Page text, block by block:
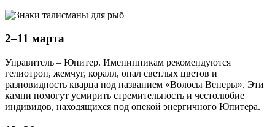
2–11 марта
Управитель – Юпитер. Именинникам рекомендуются
гелиотроп, жемчуг, коралл, опал светлых цветов и
разновидность кварца под названием «Волосы Венеры». Эти
камни помогут усмирить стремительность и честолюбие
индивидов, находящихся под опекой энергичного Юпитера.